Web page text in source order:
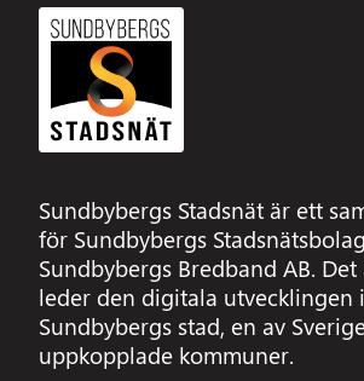
Sundbybergs Stadsnät är ett
för Sundbybergs
Sundbybergs Bredband AB.
leder den digitala utvecklingen i
Sundbybergs stad, en av
uppkopplade kommuner.